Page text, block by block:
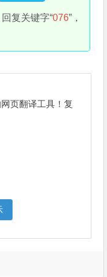
回复关键字“076”，
页翻译工具！复